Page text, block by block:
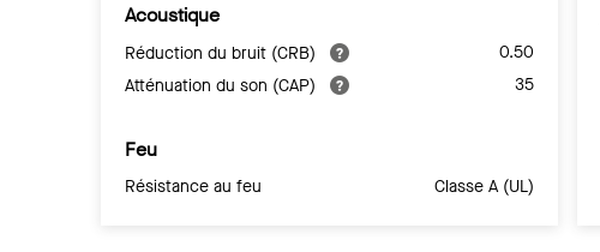
Acoustique
Réduction du bruit (CRB)
0.50
Atténuation du son (CAP)
35
Feu
Résistance au feu Classe A (UL)